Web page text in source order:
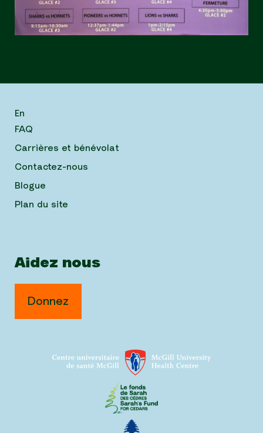
En
FAQ
Carrières et bénévolat
Contactez-nous
Blogue
Plan du site
Aidez nous
Donnez